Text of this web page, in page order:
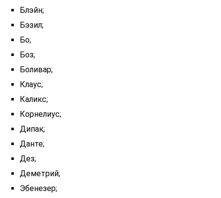
Блэйн;
Бэзил;
Бо;
Боз;
Боливар;
Клаус;
Каликс;
Корнелиус;
Дипак;
Данте;
Дез;
Деметрий;
Эбенезер;